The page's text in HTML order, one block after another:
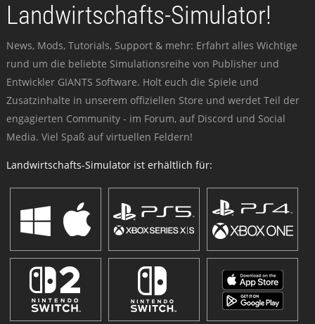
Landwirtschafts-Simulator!
News, Mods, Tutorials, Support & mehr: Erfahrt alles Wichtige
rund um die beliebte Simulationsreihe von Publisher und
Entwickler GIANTS Software. Holt euch die Spiele und
Zusatzinhalte in unserem offiziellen Store und werdet Teil der
engagierten Community - im Forum, auf Discord und Social
Media. Viel Spaß auf virtuellen Feldern!
Landwirtschafts-Simulator ist erhältlich für: